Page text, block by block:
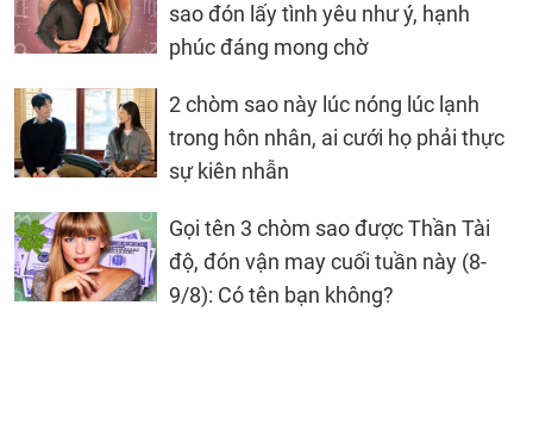
sao đón lấy tình yêu như ý, hạnh
phúc đáng mong chờ
2 chòm sao này lúc nóng lúc lạnh
trong hôn nhân, ai cưới họ phải thực
sự kiên nhẫn
Gọi tên 3 chòm sao được Thần Tài
độ, đón vận may cuối tuần này (8-
9/8): Có tên bạn không?